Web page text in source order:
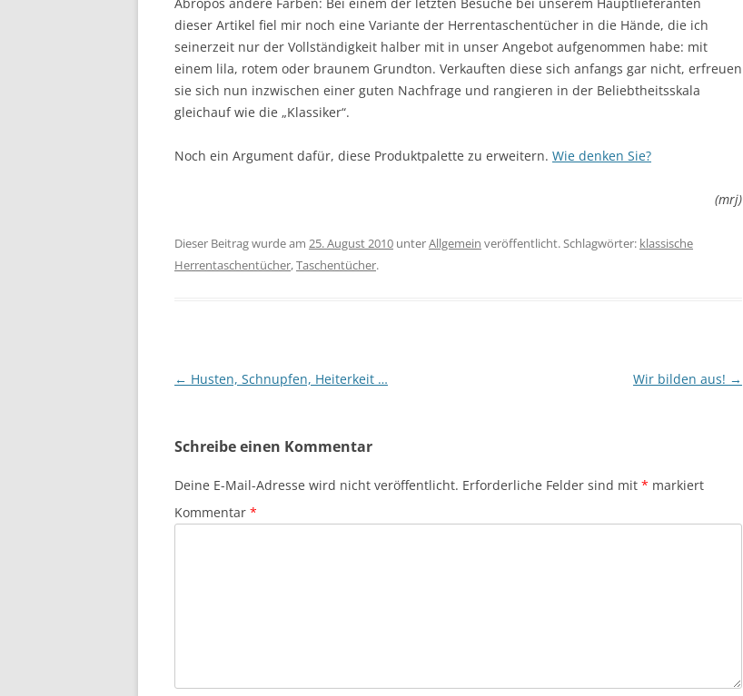
dieser Artikel fiel mir noch eine Variante der Herrentaschentücher in die Hände, die ich
seinerzeit nur der Vollständigkeit halber mit in unser Angebot aufgenommen habe: mit
einem lila, rotem oder braunem Grundton. Verkauften diese sich anfangs gar nicht, erfreuen
sie sich nun inzwischen einer guten Nachfrage und rangieren in der Beliebtheitsskala
gleichauf wie die „Klassiker“.
Noch ein Argument dafür, diese Produktpalette zu erweitern. Wie denken Sie?
(mrj)
Dieser Beitrag wurde am 25. August 2010 unterAllgemein veröffentlicht. Schlagwörter: klassische
Herrentaschentücher,Taschentücher.
Beitragsnavigation
← Husten, Schnupfen, Heiterkeit … Wir bilden aus! →
Schreibe einen Kommentar
Deine E-Mail-Adresse wird nicht veröffentlicht. Erforderliche Felder sind mit * markiert
Kommentar *